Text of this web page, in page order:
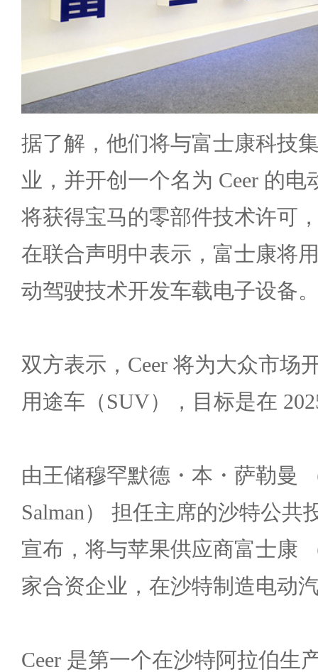
据了解，他们将与富士康科技
业，并开创一个名为 Ceer 的
将获得宝马的零部件技术许可
在联合声明中表示，富士康将
动驾驶技术开发车载电子设备
双方表示，Ceer 将为大众市场
用途车（SUV），目标是在
由王储穆罕默德・本・萨勒曼
Salman） 担任主席的沙特公共
宣布，将与苹果供应商富士康
家合资企业，在沙特制造电动
Ceer 是第一个在沙特阿拉伯生